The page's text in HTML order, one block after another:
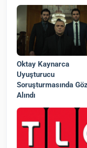
Oktay Kaynarca
Uyuşturucu
Soruşturmasında
Alındı